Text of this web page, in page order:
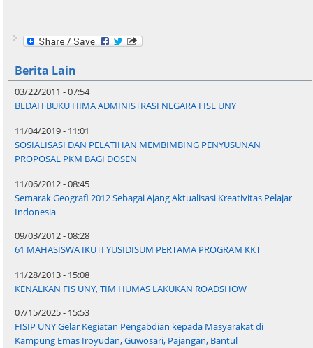
Berita Lain
03/22/2011 - 07:54
BEDAH BUKU HIMA ADMINISTRASI NEGARA FISE UNY
11/04/2019 - 11:01
SOSIALISASI DAN PELATIHAN MEMBIMBING PENYUSUNAN
PROPOSAL PKM BAGI DOSEN
11/06/2012 - 08:45
Semarak Geografi 2012 Sebagai Ajang Aktualisasi Kreativitas Pelajar
Indonesia
09/03/2012 - 08:28
61 MAHASISWA IKUTI YUSIDISUM PERTAMA PROGRAM KKT
11/28/2013 - 15:08
KENALKAN FIS UNY, TIM HUMAS LAKUKAN ROADSHOW
07/15/2025 - 15:53
FISIP UNY Gelar Kegiatan Pengabdian kepada Masyarakat di
Kampung Emas Iroyudan, Guwosari, Pajangan, Bantul